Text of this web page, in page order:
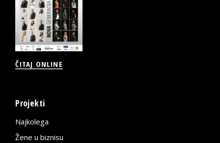
ČITAJ ONLINE
Projekti
Najkolega
Žene u biznisu